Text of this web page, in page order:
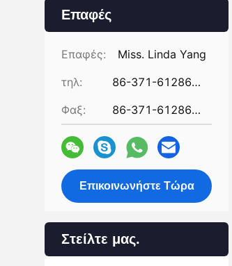
Επαφές
Επαφές:
Miss. Linda Yang
τηλ:
86-371-61286031
Φαξ:
86-371-61286032
Επικοινωνήστε Τώρα
Στείλτε μας.